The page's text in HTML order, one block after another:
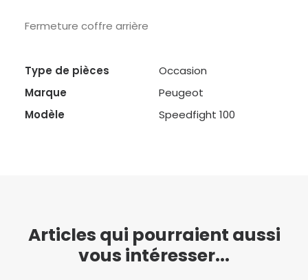
Fermeture coffre arrière
Type de pièces
Occasion
Marque
Peugeot
Modèle
Speedfight 100
Articles qui pourraient aussi
vous intéresser...